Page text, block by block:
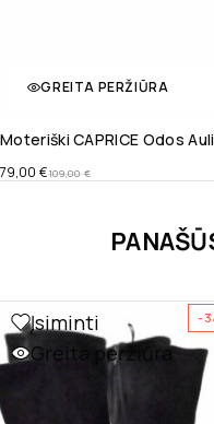
GREITA PERŽIŪRA
Moteriški CAPRICE Odos
109,00€
79,00 €
-
Įsiminti
Greita peržiūra